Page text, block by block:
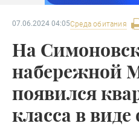
07.06.2024 04:05Среда обитания
На
набережной
появился
класса в